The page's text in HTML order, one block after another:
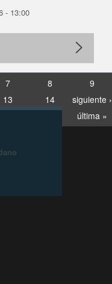
- 13:00
7 8
9
13 14
siguiente ›
última »